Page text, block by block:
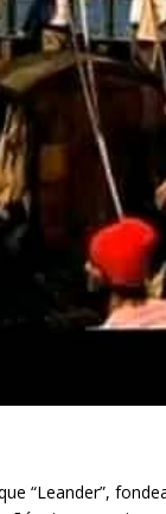
“Leander”,